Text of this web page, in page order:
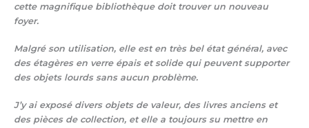
cette magnifique bibliothèque doit trouver un nouveau
foyer.
Malgré son utilisation, elle est en très bel état général, avec
des étagères en verre épais et solide qui peuvent supporter
des objets lourds sans aucun problème.
J’y ai exposé divers objets de valeur, des livres anciens et
des pièces de collection, et elle a toujours su mettre en